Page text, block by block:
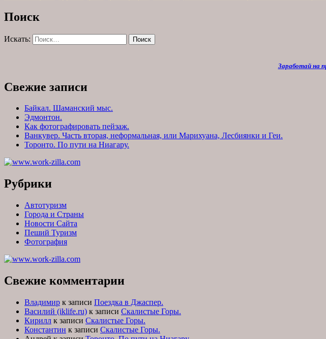
Поиск
Искать: Поиск
Заработай на
Свежие записи
Байкал. Шаманский мыс.
Эдмонтон.
Как фотографировать пейзаж.
Ванкувер. Часть вторая, неформальная, или Марихуана, Лесбиянки и Геи.
Торонто. По пути на Ниагару.
Рубрики
Автотуризм
Города и Страны
Новости Сайта
Пеший Туризм
Фотография
Свежие комментарии
Владимир к записи Поездка в Джаспер.
Василий (iklife.ru) к записи Скалистые Горы.
Кирилл к записи Скалистые Горы.
Константин к записи Скалистые Горы.